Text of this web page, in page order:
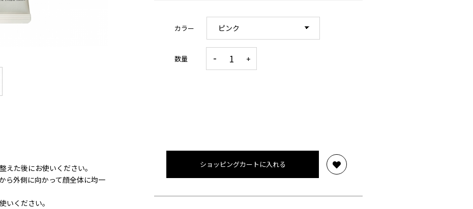
カラー
数量
た後にお使いください。
ら外側に向かって顔全体に均一
いください。
ショッピングカートに入れる